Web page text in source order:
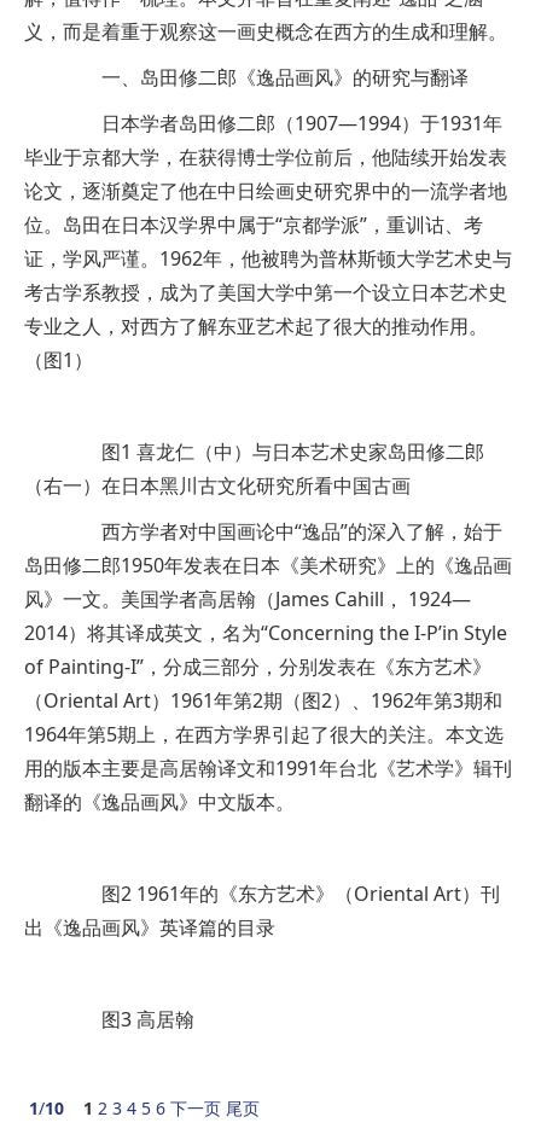
义，而是着重于观察这一画史概念在西方的生成和理解。
一、岛田修二郎《逸品画风》的研究与翻译
日本学者岛田修二郎（1907—1994）于1931年
毕业于京都大学，在获得博士学位前后，他陆续开始发表
论文，逐渐奠定了他在中日绘画史研究界中的一流学者地
位。岛田在日本汉学界中属于“京都学派”，重训诂、考
证，学风严谨。1962年，他被聘为普林斯顿大学艺术史与
考古学系教授，成为了美国大学中第一个设立日本艺术史
专业之人，对西方了解东亚艺术起了很大的推动作用。
（图1）
图1 喜龙仁（中）与日本艺术史家岛田修二郎
（右一）在日本黑川古文化研究所看中国古画
西方学者对中国画论中“逸品”的深入了解，始于
岛田修二郎1950年发表在日本《美术研究》上的《逸品画
风》一文。美国学者高居翰（James Cahill， 1924—
2014）将其译成英文，名为“Concerning the I-P’in Style
of Painting-I”，分成三部分，分别发表在《东方艺术》
（Oriental Art）1961年第2期（图2）、1962年第3期和
1964年第5期上，在西方学界引起了很大的关注。本文选
用的版本主要是高居翰译文和1991年台北《艺术学》辑刊
翻译的《逸品画风》中文版本。
图2 1961年的《东方艺术》（Oriental Art）刊
出《逸品画风》英译篇的目录
图3 高居翰
1/10 1 2 3 4 5 6 下一页 尾页